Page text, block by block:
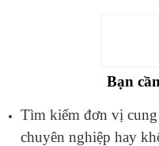
Bạn
Tìm kiếm đơn vị
chuyên nghiệp hay